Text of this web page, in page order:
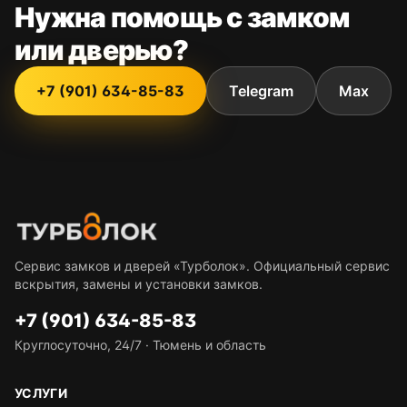
Нужна помощь с замком
или дверью?
+7 (901) 634-85-83 Telegram Max
Сервис замков и дверей «Турболок». Официальный сервис
вскрытия, замены и установки замков.
+7 (901) 634-85-83
Круглосуточно, 24/7 · Тюмень и область
УСЛУГИ